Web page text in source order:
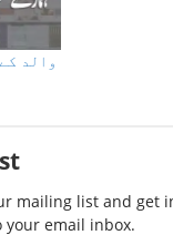
والد
mailing list and get
your email inbox.